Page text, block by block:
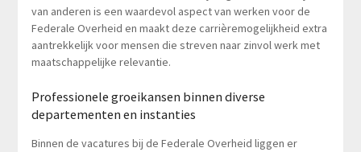
van anderen is een waardevol aspect van werken voor de
Federale Overheid en maakt deze carrièremogelijkheid extra
aantrekkelijk voor mensen die streven naar zinvol werk met
maatschappelijke relevantie.
Professionele groeikansen binnen diverse
departementen en instanties
Binnen de vacatures bij de Federale Overheid liggen er